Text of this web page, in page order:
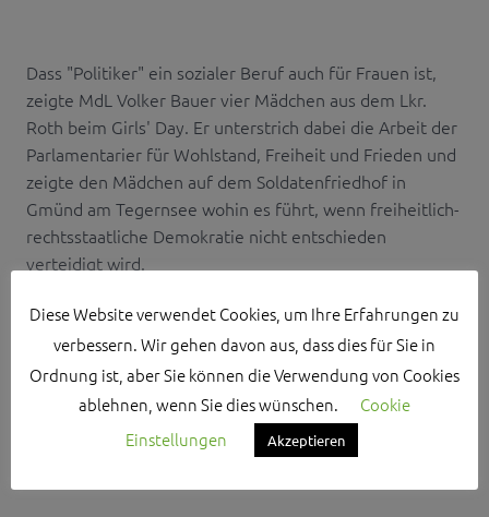
Dass "Politiker" ein sozialer Beruf auch für Frauen ist,
zeigte MdL Volker Bauer vier Mädchen aus dem Lkr.
Roth beim Girls' Day. Er unterstrich dabei die Arbeit der
Parlamentarier für Wohlstand, Freiheit und Frieden und
zeigte den Mädchen auf dem Soldatenfriedhof in
Gmünd am Tegernsee wohin es führt, wenn freiheitlich-
rechtsstaatliche Demokratie nicht entschieden
verteidigt wird.
Search Sidebar Widget Area
Please login and add some widgets to this widget area.
Diese Website verwendet Cookies, um Ihre Erfahrungen zu
verbessern. Wir gehen davon aus, dass dies für Sie in
Ordnung ist, aber Sie können die Verwendung von Cookies
ablehnen, wenn Sie dies wünschen.
Cookie
Einstellungen
Akzeptieren